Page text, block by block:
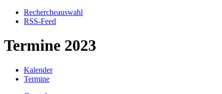
Rechercheauswahl
RSS-Feed
Termine 2023
Kalender
Termine